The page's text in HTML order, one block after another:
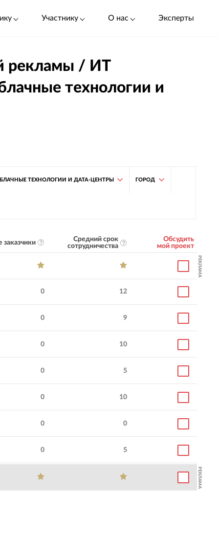
Участнику О нас Эксперты
рекламы / ИТ
технологии и
ТЕХНОЛОГИИ И ДАТА-ЦЕНТРЫ ГОРОД
заказчики
Средний срок
сотрудничества
Обсудить
мой проект
РЕКЛАМА
0 12
0 9
0 10
0 5
0 10
0 0
0 5
РЕКЛАМА